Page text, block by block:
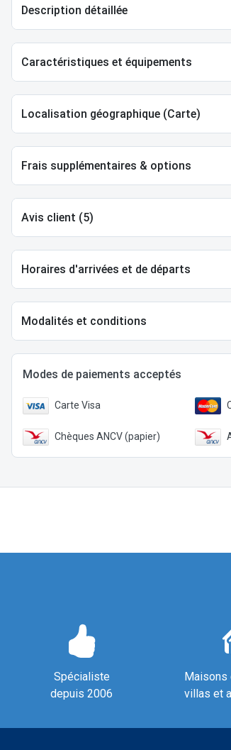
Description détaillée
Caractéristiques et équipements
Localisation géographique (Carte)
Frais supplémentaires & options
Avis client (5)
Horaires d'arrivées et de départs
Modalités et conditions
Modes de paiements acceptés
Carte Visa
Chèques ANCV (papier)
Spécialiste
depuis 2006
Maisons
villas et